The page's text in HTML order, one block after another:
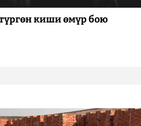
киши өмүр бою